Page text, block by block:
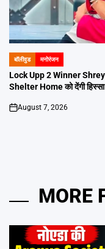
POSTED
IN
बॉलीवुड मनोरंजन
Lock Upp 2 Winner
Shelter Home को देंगी हिस्सा
on
August 7, 2026
MORE